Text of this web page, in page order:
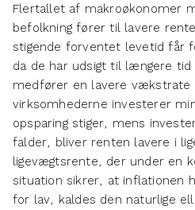
Flertallet af makroøkonomer
befolkning fører til lavere
stigende forventet levetid får
da de har udsigt til længere tid
medfører en lavere vækstrate
virksomhederne investerer
opsparing stiger, mens
falder, bliver renten lavere i
ligevægtsrente, der under en
situation sikrer, at inflationen
for lav, kaldes den naturlige